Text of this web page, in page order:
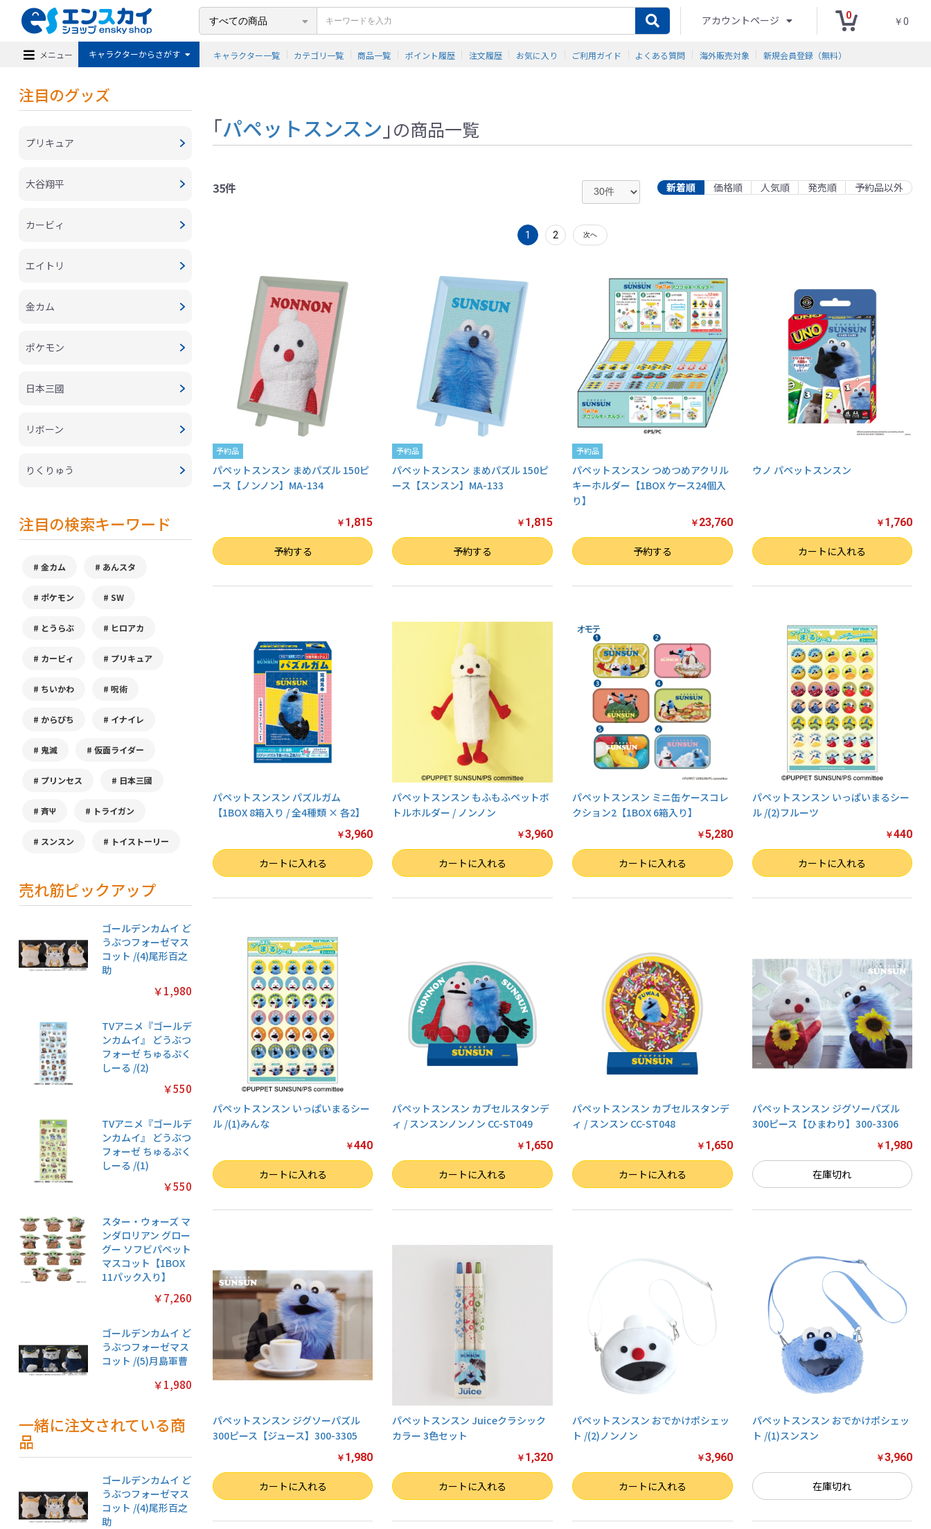
アカウントページ 0
￥0
メニュー キャラクターからさがす キャラクター一覧 カテゴリ一覧 商品一覧 ポイント履歴 注文履歴 お気に入り ご利用ガイド よくある質問 海外販売対象 新規会員登録（無料）
注目のグッズ
プリキュア
大谷翔平
カービィ
エイトリ
金カム
ポケモン
日本三國
リボーン
りくりゅう
注目の検索キーワード
金カム あんスタ
ポケモン SW
とうらぶ ヒロアカ
カービィ プリキュア
ちいかわ 呪術
からぴち イナイレ
鬼滅 仮面ライダー
プリンセス 日本三國
斉Ψ トライガン
スンスン トイストーリー
売れ筋ピックアップ
ゴールデンカムイ ど
うぶつフォーゼマス
コット /(4)尾形百之
助
￥1,980
TVアニメ『ゴールデ
ンカムイ』 どうぶつ
フォーゼ ちゅるぷく
しーる /(2)
￥550
TVアニメ『ゴールデ
ンカムイ』 どうぶつ
フォーゼ ちゅるぷく
しーる /(1)
￥550
スター・ウォーズ マ
ンダロリアン グロー
グー ソフビパペット
マスコット【1BOX
11パック入り】
￥7,260
ゴールデンカムイ ど
うぶつフォーゼマス
コット /(5)月島軍曹
￥1,980
一緒に注文されている商
品
ゴールデンカムイ ど
うぶつフォーゼマス
コット /(4)尾形百之
助
「パペットスンスン 」の商品一覧
35件 新着順 価格順 人気順 発売順 予約品以外
1 2 次へ
予約品
パペットスンスン まめパズル 150ピ
ース【ノンノン】MA-134
￥ 1,815
数量 予約する
予約品
パペットスンスン まめパズル 150ピ
ース【スンスン】MA-133
￥ 1,815
数量 予約する
予約品
パペットスンスン つめつめアクリル
キーホルダー【1BOX ケース24個入
り】
￥ 23,760
数量 予約する
ウノ パペットスンスン
￥ 1,760
数量 カートに入れる
パペットスンスン パズルガム
【1BOX 8箱入り / 全4種類 × 各2】
￥3,960
数量 カートに入れる
パペットスンスン もふもふペットボ
トルホルダー / ノンノン
￥3,960
数量 カートに入れる
パペットスンスン ミニ缶ケースコレ
クション2【1BOX 6箱入り】
￥5,280
数量 カートに入れる
パペットスンスン いっぱいまるシー
ル /(2)フルーツ
￥440
数量 カートに入れる
パペットスンスン いっぱいまるシー
ル /(1)みんな
￥440
数量 カートに入れる
パペットスンスン カブセルスタンデ
ィ / スンスンノンノン CC-ST049
￥ 1,650
数量 カートに入れる
パペットスンスン カブセルスタンデ
ィ / スンスン CC-ST048
￥ 1,650
数量 カートに入れる
パペットスンスン ジグソーパズル
300ピース【ひまわり】300-3306
￥ 1,980
在庫切れ
パペットスンスン ジグソーパズル
300ピース【ジュース】300-3305
￥ 1,980
数量 カートに入れる
パペットスンスン Juiceクラシック
カラー 3色セット
￥ 1,320
数量 カートに入れる
パペットスンスン おでかけポシェッ
ト /(2)ノンノン
￥3,960
数量 カートに入れる
パペットスンスン おでかけポシェッ
ト /(1)スンスン
￥3,960
在庫切れ